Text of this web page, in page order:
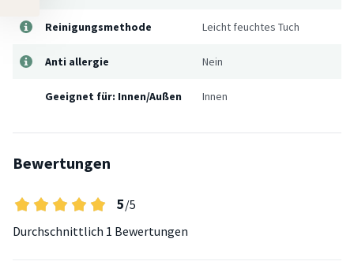
Reinigungsmethode Leicht feuchtes Tuch
Anti allergie Nein
Geeignet für: Innen/Außen Innen
Bewertungen
5/5
Durchschnittlich 1 Bewertungen